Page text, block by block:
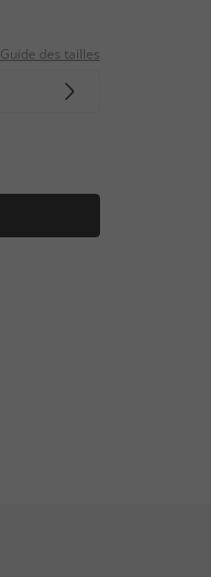
Guide des tailles